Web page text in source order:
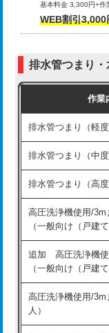
モルタル補修（厚
追加人工
※給水管工事は
交換・取付(排水栓
交換・取付（その他
持込商品取付（単
持込商品取付（混
持込商品取付（浄
給水管工事※（ホ
給水管工事※（バ
給水管工事※（支
給水管工事※（保温
め込み）)
給水管工事※（土の
業)
基本料金 3,300円+作
WEB割引
排水管つまり
作業
排水管つまり（軽度
排水管つまり（中度
排水管つまり（高度
高圧洗浄機使用/3m
（一般向け（戸建
追加 高圧洗浄機使
（一般向け（戸建
高圧洗浄機使用/
人）